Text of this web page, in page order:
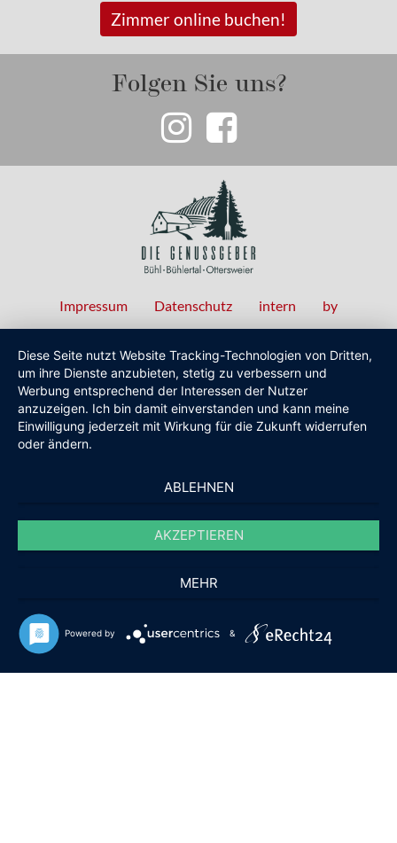
Zimmer online buchen!
Folgen Sie uns?
Fußzeilenmenü
Impressum Datenschutz intern by
Diese Seite nutzt Website Tracking-Technologien von Dritten,
um ihre Dienste anzubieten, stetig zu verbessern und
Werbung entsprechend der Interessen der Nutzer
anzuzeigen. Ich bin damit einverstanden und kann meine
Einwilligung jederzeit mit Wirkung für die Zukunft widerrufen
oder ändern.
ABLEHNEN
AKZEPTIEREN
MEHR
Powered by &